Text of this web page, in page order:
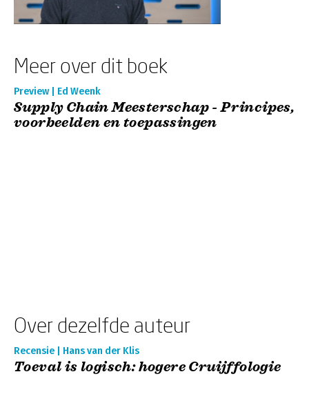
Meer over dit boek
Preview | Ed Weenk
Supply Chain Meesterschap - Principes,
voorbeelden en toepassingen
Over dezelfde auteur
Recensie | Hans van der Klis
Toeval is logisch: hogere Cruijffologie